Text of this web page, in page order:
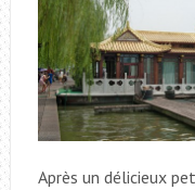
Après un délicieux